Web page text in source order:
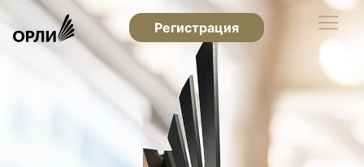
Регистрация